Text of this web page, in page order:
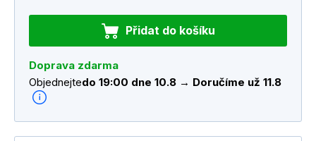
Přidat do košíku
Doprava zdarma
Objednejtedo 19:00 dne 10.8 → Doručíme už 11.8